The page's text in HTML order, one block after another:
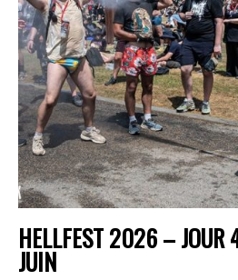
HELLFEST 2026 – JOUR
JUIN